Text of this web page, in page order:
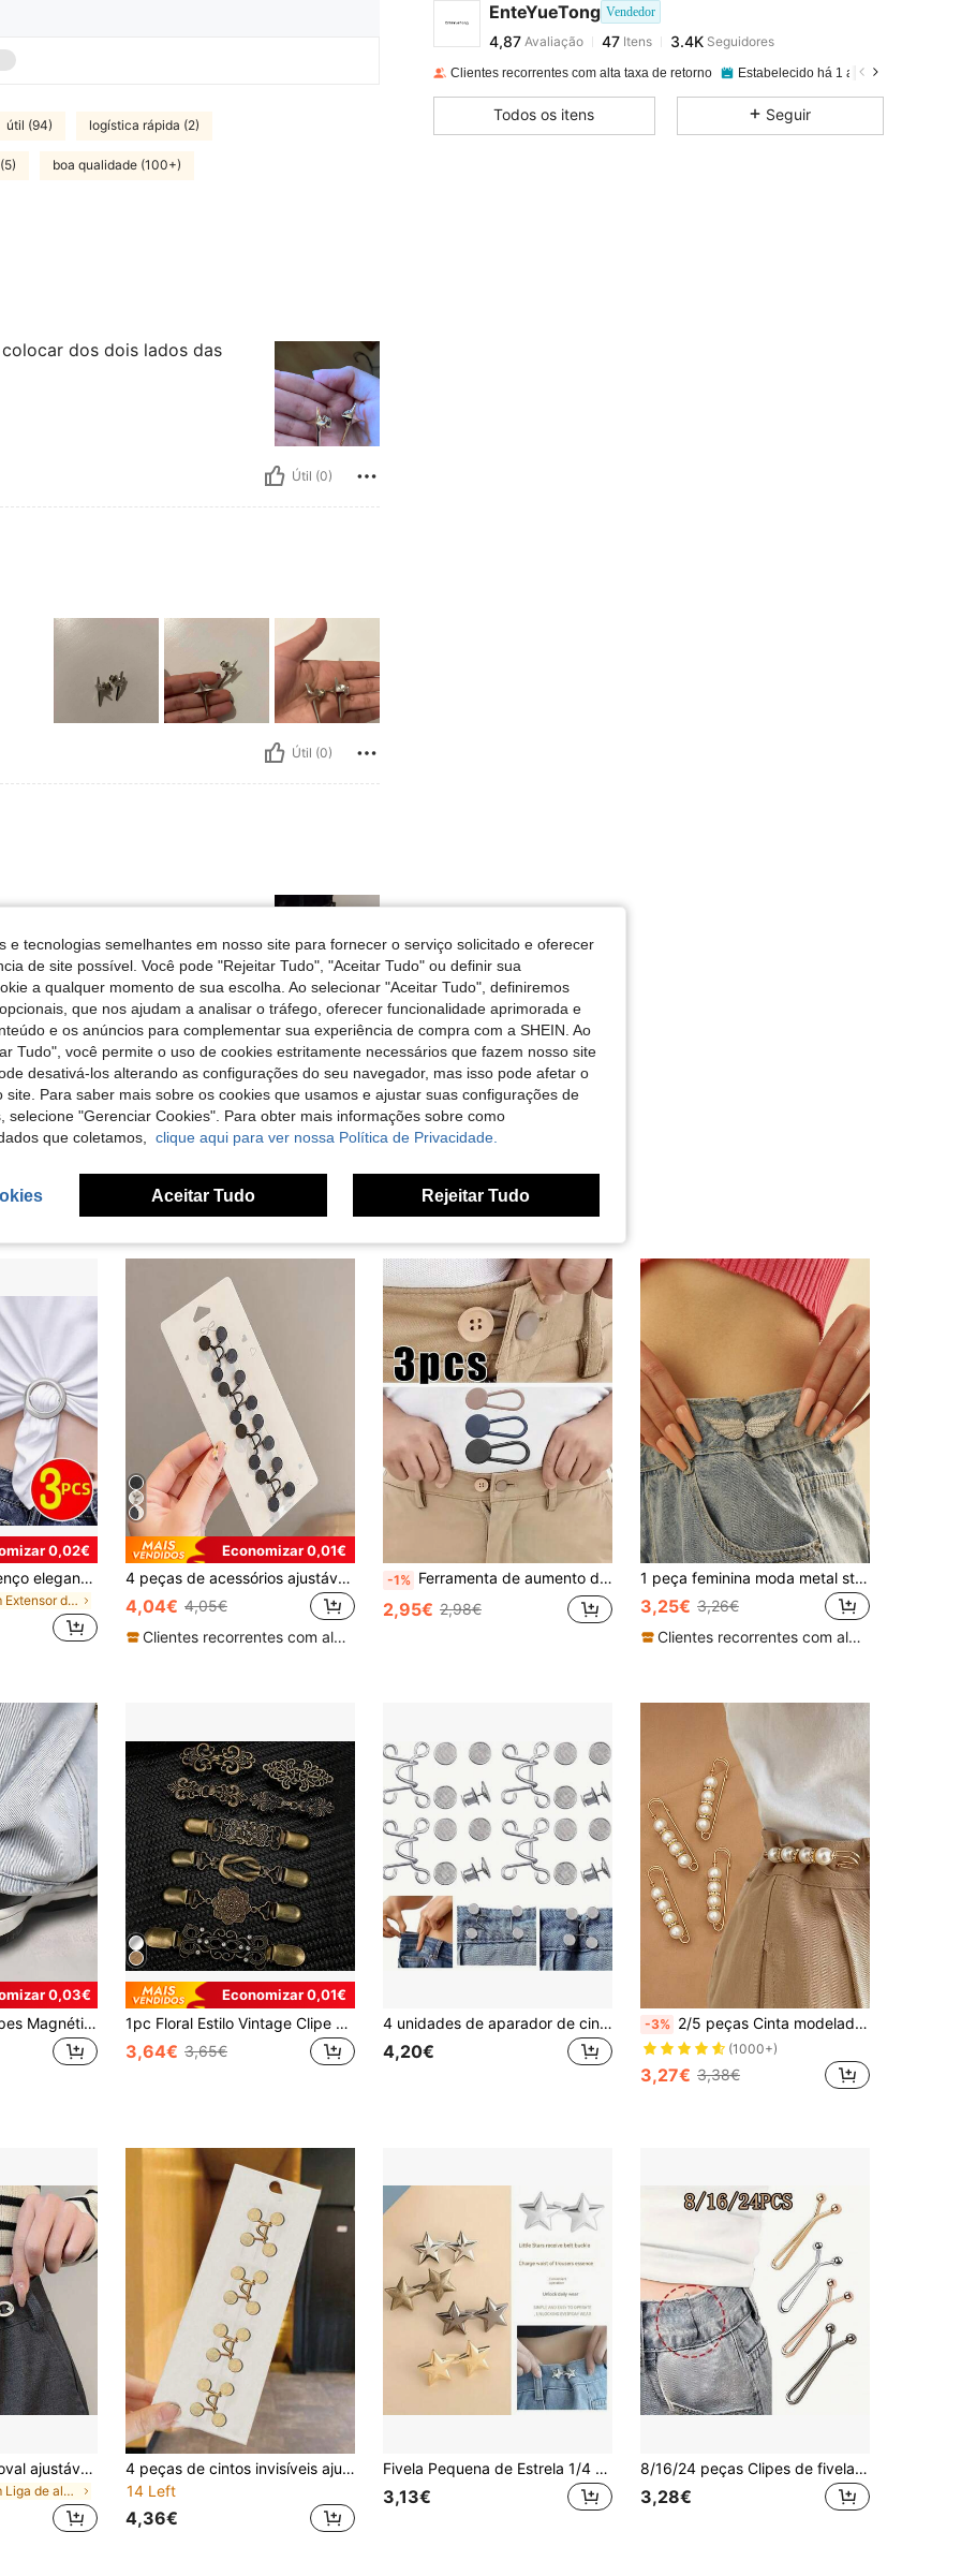
útil (94) logística rápida (2)
boa qualidade (100+)
dos dois lados das
Útil (0)
Útil (0)
Útil (0)
EnteYueTong Vendedor
47Itens
a***apago1 dia atrás
Clientes recorrentes com alta taxa de retorno Estabelecido há 1 ano
Todos os itens Seguir
0,02€
3 peças Clipe de lenço elegante em metal e clipe de acessório - Acessório de moda multifuncional, adequado para decorar lenços, t-shirts e cintos - Perfeito para qualquer ocasião
em Extensor de cintura Cintos Femininos e Acessóri
Economizar 0,01€
4 peças de acessórios ajustáveis e removíveis com fivela de cintura, adequados para jeans e calças de cintura larga, uso diário (sem cartão)
4,04€ 4,05€
Clientes recorrentes com alta taxa de retorno
-1% Ferramenta de aumento de cintura jeans 3/6 peças, fivela de extensão, fivela elástica de ajuste com botão de expansão de cintura, removível, aumento de cintura sem fivela de costura, adequada para jeans, calças, fivela justa jeans removível sem costura, extensor de cós ajustável para homens e mulheres, botão de ajuste confortável
2,95€ 2,98€
1 peça feminina moda metal strass asa decorativa ajustável cinto cincher, adequado para vestidos, calças, uso diário casual, ótimo presente de Natal
3,25€ 3,26€
Clientes recorrentes com alta taxa de retorno
0,03€
4pcs/3pcs/1pc Clipes Magnéticos Ajustáveis para Calças e Mangas - Material de Liga Durável, Clipes de Punho Desmontáveis, Adequados para Calças e T-Shirts, Clipes Magnéticos para Bainha, Encurtar o Comprimento das Calças Sem Costura, Fecho Magnético Forte
Economizar 0,01€
1pc Floral Estilo Vintage Clipe de Suéter - Elegante Clipe de Cardigan de Metal para Decoração de Vestido
3,64€ 3,65€
4 unidades de aparador de cintura ajustável invisível e fixador de botão, acessórios de roupas de emagrecimento
4,20€
-3% 2/5 peças Cinta modeladora de cintura invisível, antiderrapante e invisível para escola
(1000+)
3,27€ 3,38€
Cinta modeladora oval ajustável de 1 peça com fivela removível, ideal para uso diário.
em Liga de alumínio Cintos Femininos e Acessórios
4 peças de cintos invisíveis ajustáveis para apertar a cintura e fechos de botão, acessórios de vestuário para perda de peso (cartão não incluído)
14 Left
4,36€
Fivela Pequena de Estrela 1/4 peças, Fivela de Jeans Removível sem Costura - Ferramenta Redutora de Cintura - Ajuste sem Costura para a Cintura - Melhore Facilmente a Cintura
3,13€
8/16/24 peças Clipes de fivela de cintura invisíveis em forma de U, ajustador de cintura de calças sem furos nem costuras, fixador de punho de perna, modificador de comprimento de manga, clipe de cortina, ajustador de comprimento de roupa, clipe de lenço de cabeça e lenço de seda para mulher, alfinete de lenço de pescoço, clipe em forma de U anti-exposição, adequado para uso diário, roupa, saias, lenços de cabeça e vários casos de utilização
3,28€
e tecnologias semelhantes em nosso site para fornecer o serviço solicitado e oferecer
de site possível. Você pode "Rejeitar Tudo", "Aceitar Tudo" ou definir sua
a qualquer momento de sua escolha. Ao selecionar "Aceitar Tudo", definiremos
que nos ajudam a analisar o tráfego, oferecer funcionalidade aprimorada e
e os anúncios para complementar sua experiência de compra com a SHEIN. Ao
Tudo", você permite o uso de cookies estritamente necessários que fazem nosso site
desativá-los alterando as configurações do seu navegador, mas isso pode afetar o
site. Para saber mais sobre os cookies que usamos e ajustar suas configurações de
selecione "Gerenciar Cookies". Para obter mais informações sobre como
que coletamos, clique aqui para ver nossa Política de Privacidade.
Aceitar Tudo Rejeitar Tudo